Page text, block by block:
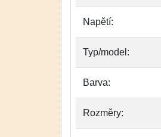
Napětí:
Typ/model:
Barva:
Rozměry: